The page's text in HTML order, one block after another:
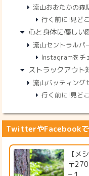
流山おおたかの森
行く前に!見ど
心と身体に優しい
流山セントラルパ
Instagramをチ
ストラックアウト
流山バッティング
行く前に!見ど
TwitterやFacebookで
【メ
〒